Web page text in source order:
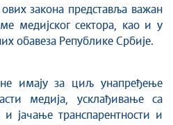
закона представља важан
медијског сектора, као и у
обавеза Републике Србије.
имају за циљ унапређење
медија, усклађивање са
јачање транспарентности и